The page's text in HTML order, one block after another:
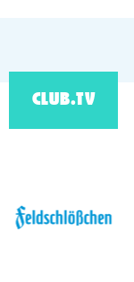
CLUB.TV